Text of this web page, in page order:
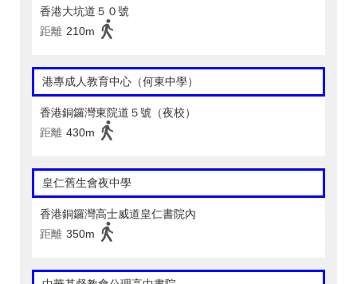
香港大坑道５０號
距離 210m
港專成人教育中心（何東中學）
香港銅鑼灣東院道５號（夜校）
距離 430m
皇仁舊生會夜中學
香港銅鑼灣高士威道皇仁書院內
距離 350m